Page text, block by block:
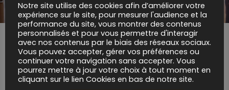
Brasserie M
ZAC de La Domitienne
Notre site utilise des cookies afin d’améliorer votre
expérience sur le site, pour mesurer l'audience et la
performance du site, vous montrer des contenus
personnalisés et pour vous permettre d'interagir
avec nos contenus par le biais des réseaux sociaux.
Vous pouvez accepter, gérer vos préférences ou
continuer votre navigation sans accepter. Vous
pourrez mettre à jour votre choix à tout moment en
cliquant sur le lien Cookies en bas de notre site.